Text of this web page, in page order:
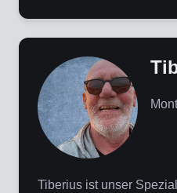
Tiberius ist unser